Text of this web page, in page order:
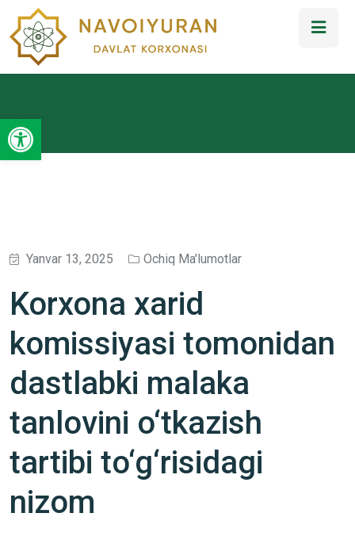
Open toolbar
Yanvar 13, 2025 Ochiq Ma'lumotlar
Korxona xarid
komissiyasi tomonidan
dastlabki malaka
tanlovini o‘tkazish
tartibi to‘g‘risidagi
nizom